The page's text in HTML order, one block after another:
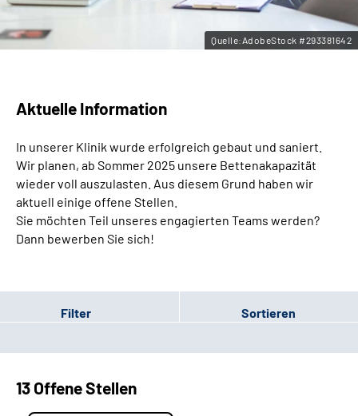
Quelle:AdobeStock #293381642
Aktuelle Information
In unserer Klinik wurde erfolgreich gebaut und saniert.
Wir planen, ab Sommer 2025 unsere Bettenakapazität
wieder voll auszulasten. Aus diesem Grund haben wir
aktuell einige offene Stellen.
Sie möchten Teil unseres engagierten Teams werden?
Dann bewerben Sie sich!
Filter Sortieren
13 Offene Stellen